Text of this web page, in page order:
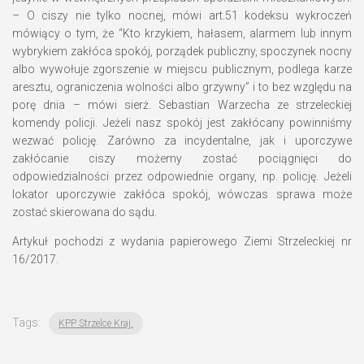
– O ciszy nie tylko nocnej, mówi art.51 kodeksu wykroczeń
mówiący o tym, że “Kto krzykiem, hałasem, alarmem lub innym
wybrykiem zakłóca spokój, porządek publiczny, spoczynek nocny
albo wywołuje zgorszenie w miejscu publicznym, podlega karze
aresztu, ograniczenia wolności albo grzywny” i to bez względu na
porę dnia – mówi sierż. Sebastian Warzecha ze strzeleckiej
komendy policji. Jeżeli nasz spokój jest zakłócany powinniśmy
wezwać policję. Zarówno za incydentalne, jak i uporczywe
zakłócanie ciszy możemy zostać pociągnięci do
odpowiedzialności przez odpowiednie organy, np. policję. Jeżeli
lokator uporczywie zakłóca spokój, wówczas sprawa może
zostać skierowana do sądu.
Artykuł pochodzi z wydania papierowego Ziemi Strzeleckiej nr
16/2017.
Tags: KPP Strzelce Kraj.